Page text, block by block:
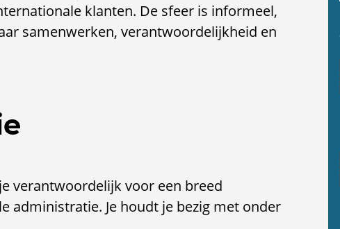
klanten. De sfeer is informeel,
samenwerken, verantwoordelijkheid en
verantwoordelijk voor een breed
administratie. Je houdt je bezig met onder